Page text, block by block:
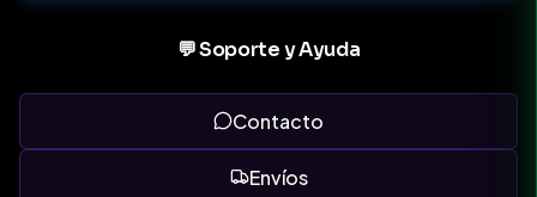
💬 Soporte y Ayuda
Contacto
Envíos